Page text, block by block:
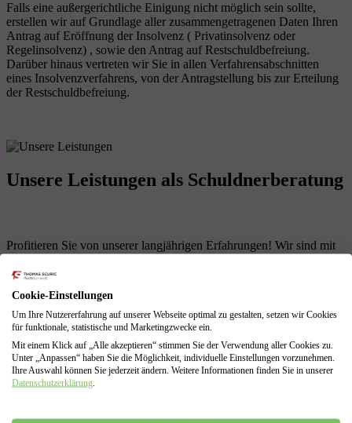
Falls eine außergerichtliche Einigung nicht möglich sein sollte,
erstellen wir auf Grundlage aller zusammengetragenen Daten Ihren
Antrag auf Eröffnung der Insolvenz ( Privatinsolvenz oder
Regelinsolvenz) , sowie den Antrag auf Restschuldbefreiung.
Darüber hinaus vertreten wir Sie in allen Verfahrensabschnitten
eines Insolvenzverfahrens, von der Antragstellung bis zur Erteilung
der Restschuldbefreiung.
Unsere Leistungen als Schuldnerberatung
Profitieren Sie von unserer langjährigen Erfahrungen! Wir sind mit
für Sie lösen.
Schuldenberatung für Verbraucher und Selbstständige
Führung sämtlicher Verhandlungen mit den Gläubigern
Erarbeitung von Lösungen zur Vermeidung des
Insolvenzverfahrens
Insolvenzantragsstellung und Begleitung durch das
Insolvenzverfahren
Vertretung gegenüber dem Insolvenzgericht und dem
Cookie-Einstellungen
Um Ihre Nutzererfahrung auf unserer Webseite optimal zu gestalten, setzen wir Cookies
für funktionale, statistische und Marketingzwecke ein.
Mit einem Klick auf „Alle akzeptieren“ stimmen Sie der Verwendung aller Cookies zu.
Unter „Anpassen“ haben Sie die Möglichkeit, individuelle Einstellungen vorzunehmen.
Ihre Auswahl können Sie jederzeit ändern. Weitere Informationen finden Sie in unserer
Datenschutzerklärung